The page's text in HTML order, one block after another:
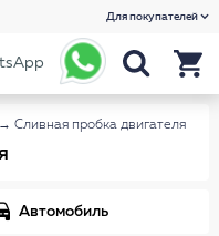
Для покупателей
→ Сливная пробка двигателя
Автомобиль